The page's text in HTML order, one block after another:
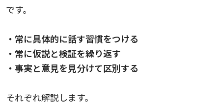
です。
・常に具体的に話す習慣をつける
・常に仮説と検証を繰り返す
・事実と意見を見分けて区別する
それぞれ解説します。